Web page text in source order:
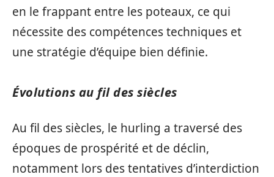
en le frappant entre les poteaux, ce qui
nécessite des compétences techniques et
une stratégie d’équipe bien définie.
Évolutions au fil des siècles
Au fil des siècles, le hurling a traversé des
époques de prospérité et de déclin,
notamment lors des tentatives d’interdiction